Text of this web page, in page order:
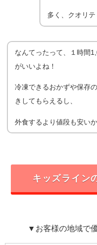
多く、クオリテ
なんてったって、１時間
がいいよね！
冷凍できるおかずや保存
きしてもらえるし、
外食するより値段も安い
キッズライン
▼お客様の地域で